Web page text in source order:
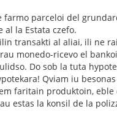
farmo parceloi del
al la Estata czefo.
transakti al aliai, ili ne
monedo-ricevo el
Do sob la tuta
Qviam iu
faritain produktoin, eble
estas la konsil de la